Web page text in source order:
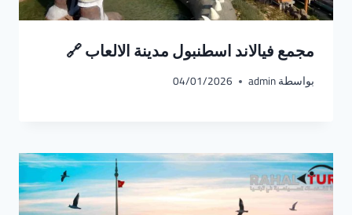
مجمع فيالاند اسطنبول مدينة الالعاب 🔗
بواسطةadmin
04/01/2026